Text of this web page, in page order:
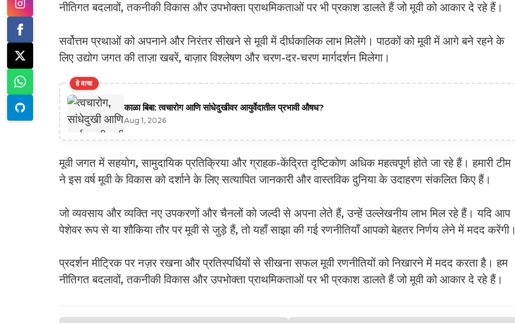
नीतिगत बदलावों, तकनीकी विकास और उपभोक्ता प्राथमिकताओं पर भी प्रकाश डालते हैं जो मूवी को आकार दे रहे हैं।
सर्वोत्तम प्रथाओं को अपनाने और निरंतर सीखने से मूवी में दीर्घकालिक लाभ मिलेंगे। पाठकों को मूवी में आगे बने रहने के
लिए उद्योग जगत की ताज़ा खबरें, बाज़ार विश्लेषण और चरण-दर-चरण मार्गदर्शन मिलेगा।
हे वाचा
काळा बिबा: त्वचारोग आणि सांधेदुखीवर आयुर्वेदातील प्रभावी औषध?
Aug 1, 2026
मूवी जगत में सहयोग, सामुदायिक प्रतिक्रिया और ग्राहक-केंद्रित दृष्टिकोण अधिक महत्वपूर्ण होते जा रहे हैं। हमारी टीम
ने इस वर्ष मूवी के विकास को दर्शाने के लिए सत्यापित जानकारी और वास्तविक दुनिया के उदाहरण संकलित किए हैं।
जो व्यवसाय और व्यक्ति नए उपकरणों और चैनलों को जल्दी से अपना लेते हैं, उन्हें उल्लेखनीय लाभ मिल रहे हैं। यदि आप
पेशेवर रूप से या शौकिया तौर पर मूवी से जुड़े हैं, तो यहाँ साझा की गई रणनीतियाँ आपको बेहतर निर्णय लेने में मदद करेंगी।
प्रदर्शन मीट्रिक पर नज़र रखना और प्रतिस्पर्धियों से सीखना सफल मूवी रणनीतियों को निखारने में मदद करता है। हम
नीतिगत बदलावों, तकनीकी विकास और उपभोक्ता प्राथमिकताओं पर भी प्रकाश डालते हैं जो मूवी को आकार दे रहे हैं।